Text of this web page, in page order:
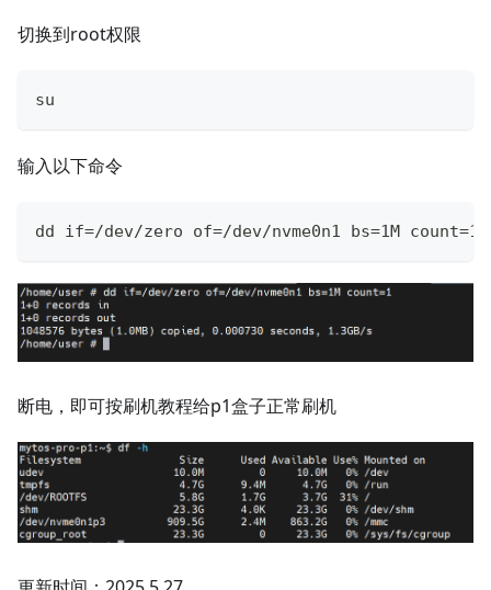
切换到root权限
su
输入以下命令
dd if=/dev/zero of=/dev/nvme0n1 bs=1M count=1
断电，即可按刷机教程给p1盒子正常刷机